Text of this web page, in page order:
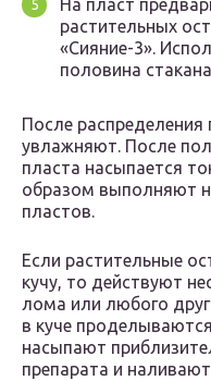
На пласт
растительных
«Сияние-3».
половина
После
увлажняют. После
пласта насыпается
образом выполняют
пластов.
Если растительные
кучу, то действуют
лома или любого
в куче
насыпают
препарата и